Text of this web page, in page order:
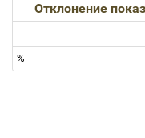
Отклонение
%